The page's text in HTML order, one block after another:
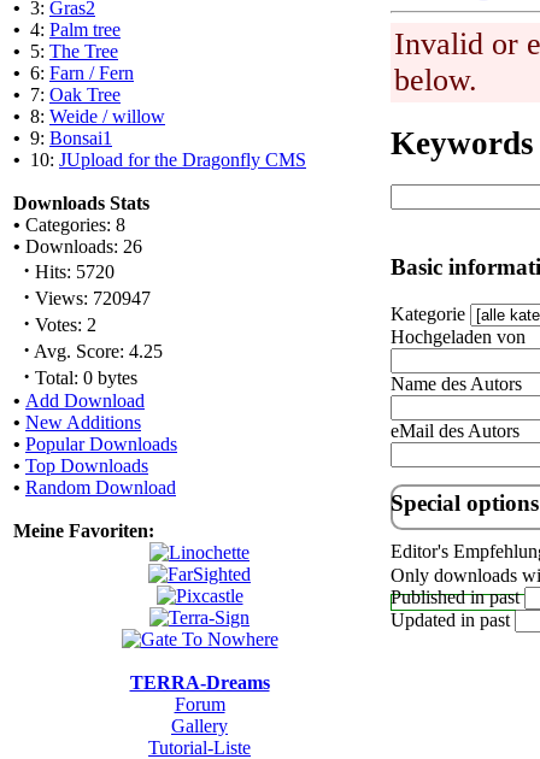
• 3: Gras2
• 4: Palm tree
• 5: The Tree
• 6: Farn / Fern
• 7: Oak Tree
• 8: Weide / willow
• 9: Bonsai1
• 10: JUpload for the Dragonfly CMS
Downloads Stats
• Categories: 8
• Downloads: 26
· Hits: 5720
· Views: 720947
· Votes: 2
· Avg. Score: 4.25
· Total: 0 bytes
• Add Download
• New Additions
• Popular Downloads
• Top Downloads
• Random Download
Meine Favoriten:
TERRA-Dreams
Forum
Gallery
Tutorial-Liste
Invalid or
below.
Keywords
Basic
Kategorie
Hochgeladen von
Name des Autors
eMail des Autors
Special options
Editor's
Only downloads
Published in past
Updated in past